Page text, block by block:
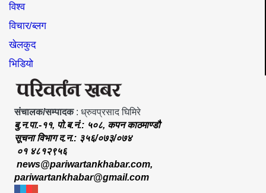
विश्व
विचार/ब्लग
खेलकुद
भिडियो
संचालक/सम्पादक: ध्रुवप्रसाद घिमिरे
बु.न.पा.-११, पो.ब.नं.: ५०८, कपन काठमाण्डौ
सूचना विभाग द.न.: ३५६/०७३/०७४
०१ ४८१२९५६
news@pariwartankhabar.com,
pariwartankhabar@gmail.com